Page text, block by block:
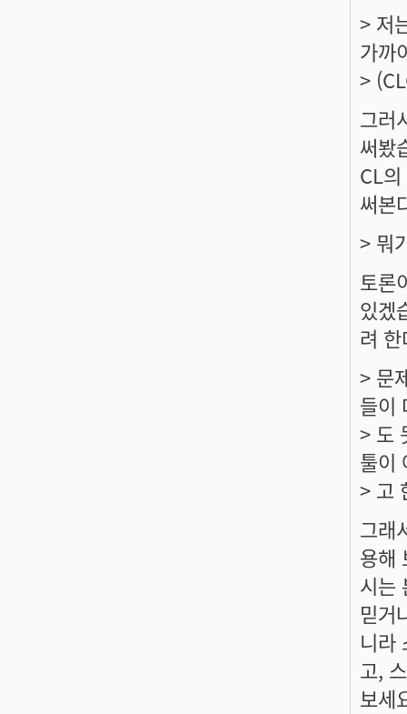
> 저
가까
>
그러
써봤
CL
써본
> 뭐
토론
있겠
려
> 문
들이
> 도
툴이
> 고
그래
용해
시는
믿거
니라
고,
보세